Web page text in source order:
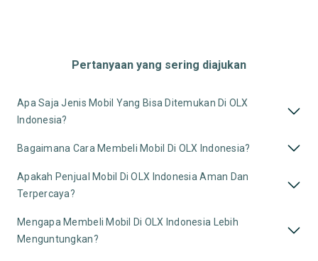
Pertanyaan yang sering diajukan
Apa Saja Jenis Mobil Yang Bisa Ditemukan Di OLX
Indonesia?
Bagaimana Cara Membeli Mobil Di OLX Indonesia?
Apakah Penjual Mobil Di OLX Indonesia Aman Dan
Terpercaya?
Mengapa Membeli Mobil Di OLX Indonesia Lebih
Menguntungkan?